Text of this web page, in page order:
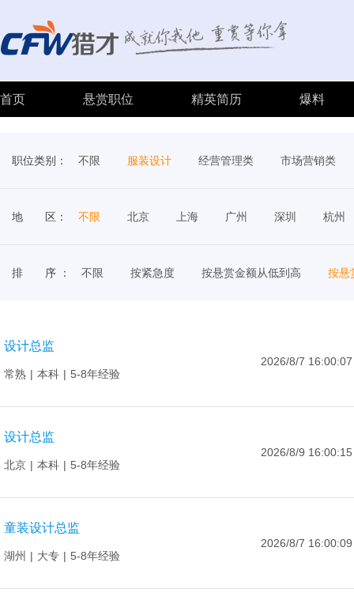
首页 悬赏职位 精英简历 爆料
职位类别： 不限 服装设计 经营管理类 市场营销类
地 区： 不限 北京 上海 广州 深圳 杭州
排 序 ： 不限 按紧急度 按悬赏金额从低到高 按悬
设计总监
常熟 | 本科 | 5-8年经验
2026/8/7 16:00:07
设计总监
北京 | 本科 | 5-8年经验
2026/8/9 16:00:15
童装设计总监
湖州 | 大专 | 5-8年经验
2026/8/7 16:00:09